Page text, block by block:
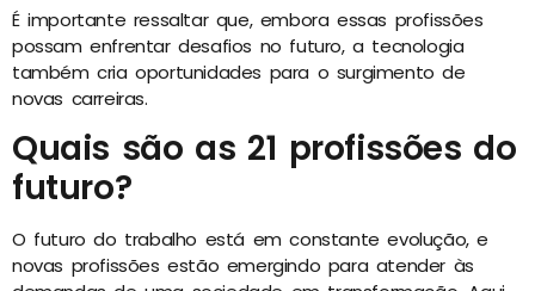
É importante ressaltar que, embora essas profissões
possam enfrentar desafios no futuro, a tecnologia
também cria oportunidades para o surgimento de
novas carreiras.
Quais são as 21 profissões do
futuro?
O futuro do trabalho está em constante evolução, e
novas profissões estão emergindo para atender às